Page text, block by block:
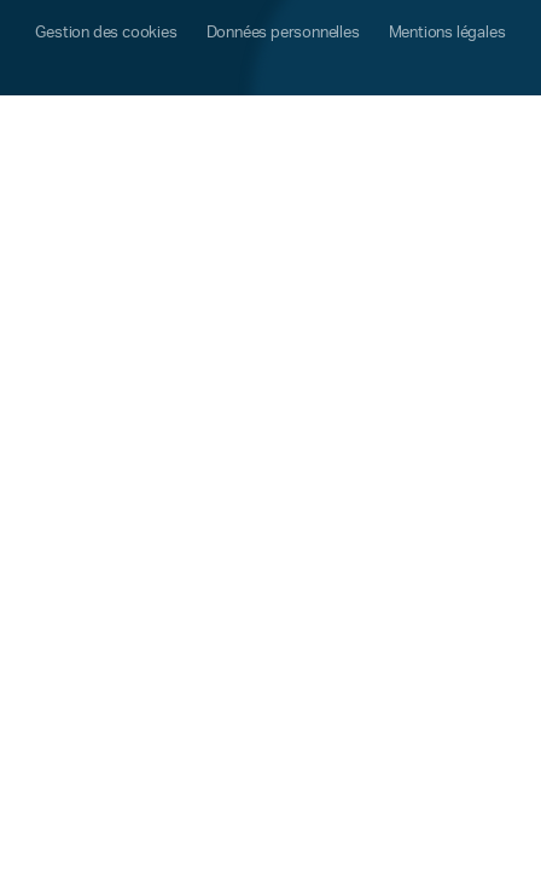
Gestion des cookies Données personnelles Mentions légales